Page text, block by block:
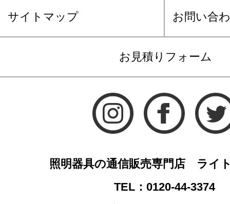
サイトマップ お問い合
お見積りフォーム
照明器具の通信販売専門店 ライ
TEL：0120-44-3374